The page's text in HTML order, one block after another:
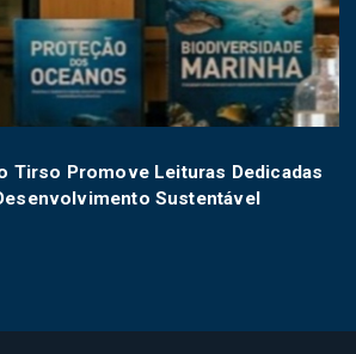
Tirso Promove Leituras Dedicadas
Sustentável